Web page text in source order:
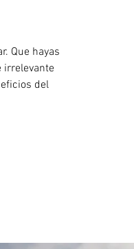
Que hayas
irrelevante
del